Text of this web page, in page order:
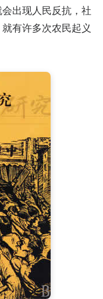
出现人民反抗，社
有许多次农民起义